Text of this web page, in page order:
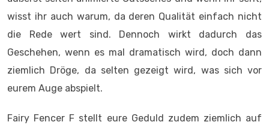
die Probe, was aufgezwungene Tutorials anbelangt. In
den ersten Spielstunden bekommt ihr derart häufig
irgendwas vor dem Latz geknallt, dass der Spielablauf
flöten geht. Jede Kleinigkeit, egal wie trivial sie auch ist
(so wird erklärt, dass man im Shop einkaufen kann, YOU
und auch unnötig, da sich sämtliche Hinweise auch im